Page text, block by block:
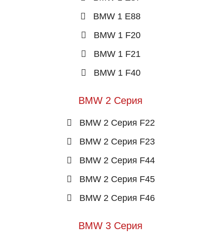
BMW 1 E88
BMW 1 F20
BMW 1 F21
BMW 1 F40
BMW 2 Серия
BMW 2 Серия F22
BMW 2 Серия F23
BMW 2 Серия F44
BMW 2 Серия F45
BMW 2 Серия F46
BMW 3 Серия